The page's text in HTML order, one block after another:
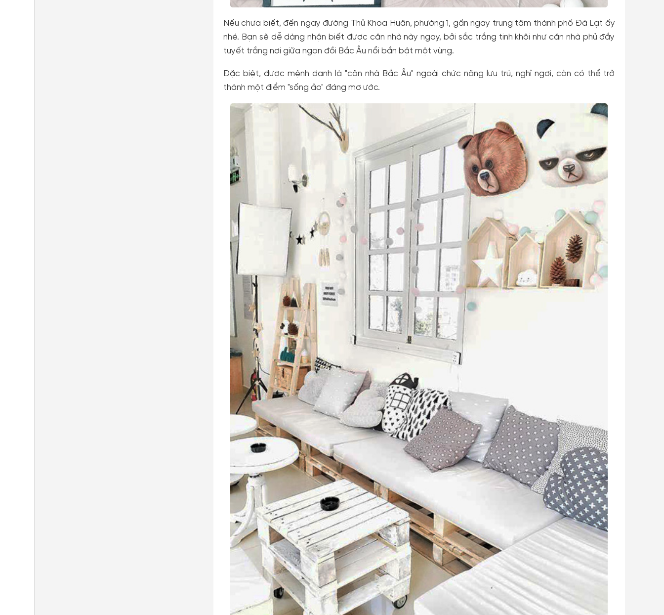
Nếu chưa biết, đến ngay đường Thủ Khoa Huân, phường 1, gần ngay trung tâm thành phố Đà Lạt ấy
nhé. Bạn sẽ dễ dàng nhận biết được căn nhà này ngay, bởi sắc trắng tinh khôi như căn nhà phủ đầy
tuyết trắng nơi giữa ngọn đồi Bắc Âu nổi bần bật một vùng.
Đặc biệt, được mệnh danh là "căn nhà Bắc Âu" ngoài chức năng lưu trú, nghỉ ngơi, còn có thể trở
thành một điểm "sống ảo" đáng mơ ước.